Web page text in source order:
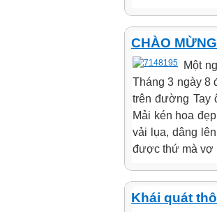
CHÀO
Một
Tháng 3 ngày 8
trên đường Tay
Mải kén hoa
vải lụa, dâng
được thứ mà vợ
Khái quát